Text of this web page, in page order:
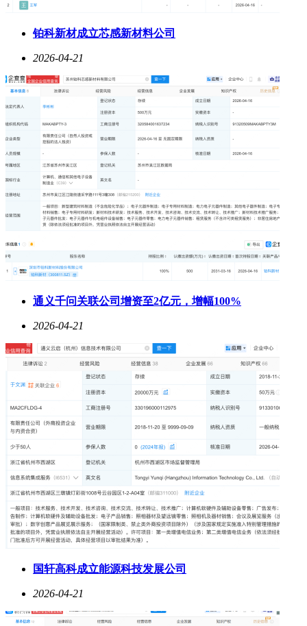
铂科新材成立芯感新材料公司
2026-04-21
通义千问关联公司增资至2亿元，增幅100%
2026-04-21
国轩高科成立能源科技发展公司
2026-04-21